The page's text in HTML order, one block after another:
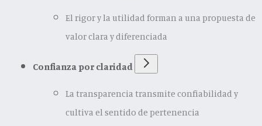
El rigor y la utilidad forman a una propuesta de
valor clara y diferenciada
Confianza por claridad
La transparencia transmite confiabilidad y
cultiva el sentido de pertenencia